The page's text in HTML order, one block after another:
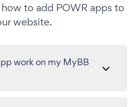
to add POWR apps to
website.
work on my MyBB